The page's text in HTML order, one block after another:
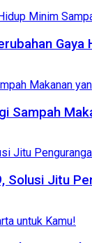
Gaya
Sampah
Solusi Jitu